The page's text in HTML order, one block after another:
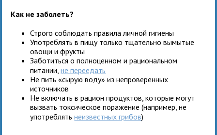
Как не заболеть?
Строго соблюдать правила личной гигиены
Употреблять в пищу только тщательно вымытые
овощи и фрукты
Заботиться о полноценном и рациональном
питании,не переедать
Не пить «сырую воду» из непроверенных
источников
Не включать в рацион продуктов, которые могут
вызвать токсическое поражение (например, не
употреблятьнеизвестных грибов)